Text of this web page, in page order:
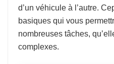
d’un véhicule à l’autre.
basiques qui vous
nombreuses tâches,
complexes.